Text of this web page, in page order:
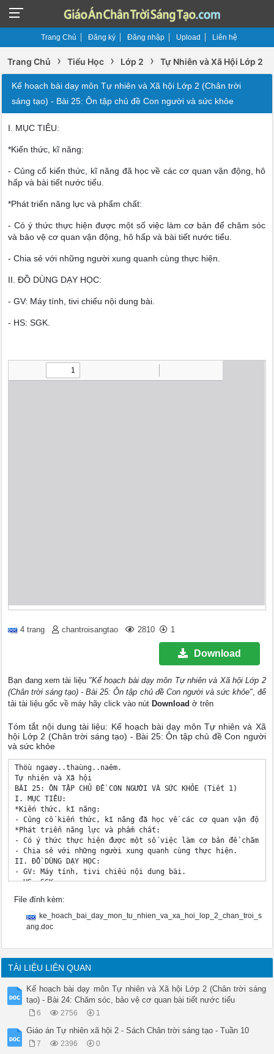
Trang Chủ Đăng ký Đăng nhập Upload Liên hệ
Trang Chủ › Tiểu Học › Lớp 2 › Tự Nhiên và Xã Hội Lớp 2
Kế hoạch bài dạy môn Tự nhiên và Xã hội Lớp 2 (Chân trời
sáng tạo) - Bài 25: Ôn tập chủ đề Con người và sức khỏe
I. MỤC TIÊU:
*Kiến thức, kĩ năng:
- Củng cố kiến thức, kĩ năng đã học về các cơ quan vận động, hô
hấp và bài tiết nước tiểu.
*Phát triển năng lực và phẩm chất:
- Có ý thức thực hiện được một số việc làm cơ bản để chăm sóc
và bảo vệ cơ quan vận động, hô hấp và bài tiết nước tiểu.
- Chia sẻ với những người xung quanh cùng thực hiện.
II. ĐỒ DÙNG DẠY HỌC:
- GV: Máy tính, tivi chiếu nội dung bài.
- HS: SGK.
4 trang chantroisangtao 2810 1
Download
Bạn đang xem tài liệu "Kế hoạch bài dạy môn Tự nhiên và Xã hội Lớp 2
(Chân trời sáng tạo) - Bài 25: Ôn tập chủ đề Con người và sức khỏe", để
tải tài liệu gốc về máy hãy click vào nút Download ở trên
Tóm tắt nội dung tài liệu: Kế hoạch bài dạy môn Tự nhiên và Xã
hội Lớp 2 (Chân trời sáng tạo) - Bài 25: Ôn tập chủ đề Con người
và sức khỏe
Thöù ngaøy..thaùng..naêm.
Tự nhiên và Xã hội
BÀI 25: ÔN TẬP CHỦ ĐỀ CON NGƯỜI VÀ SỨC KHỎE (Tiết 1)
I. MỤC TIÊU:
*Kiến thức, kĩ năng:
- Củng cố kiến thức, kĩ năng đã học về các cơ quan vận
*Phát triển năng lực và phẩm chất:
- Có ý thức thực hiện được một số việc làm cơ bản để chăm
- Chia sẻ với những người xung quanh cùng thực hiện.
II. ĐỒ DÙNG DẠY HỌC:
- GV: Máy tính, tivi chiếu nội dung bài.
- HS: SGK.
Hoạt động của GV
Hoạt động của HS
1. Hoạt động khỏi động và khám phá
2.Kieán thöùc môùi
Hoạt động 1: Hệ thống hoả kiến thức về cơ quan vận động,
- GV cho HS nói về một cơ quan cơ thể đã học:
+ Tên gọi? Bộ phận?
+ Chức năng?
- Nhận xét, khen ngợi.
*Hoạt động 2: Chia sẻ về cách chăm sóc và bảo vệ cơ quan cơ
- YC hoạt động nhóm bốn, thảo luận về cách chăm sóc, bảo vệ:
+ Nhóm 1, 2: Cơ quan vận động.
File đính kèm:
ke_hoach_bai_day_mon_tu_nhien_va_xa_hoi_lop_2_chan_troi_s
ang.doc
TÀI LIỆU LIÊN QUAN
Kế hoạch bài dạy môn Tự nhiên và Xã hội Lớp 2 (Chân trời sáng
tạo) - Bài 24: Chăm sóc, bảo vệ cơ quan bài tiết nước tiểu
6 2756 1
Giáo án Tự nhiên xã hội 2 - Sách Chân trời sáng tạo - Tuần 10
7 2396 0